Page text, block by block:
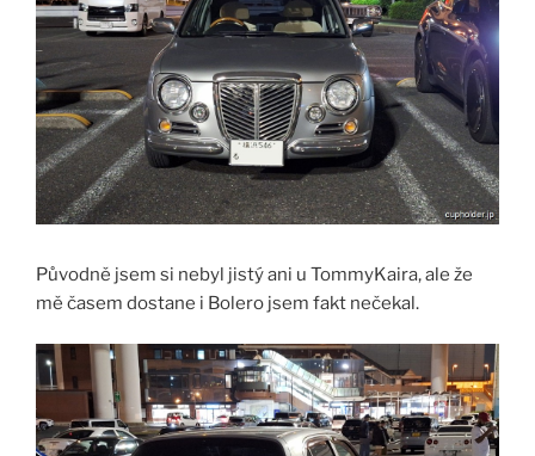
Původně jsem si nebyl jistý ani u TommyKaira, ale že
mě časem dostane i Bolero jsem fakt nečekal.